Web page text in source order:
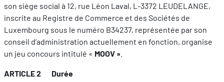
son siège social à 12, rue Léon Laval, L-3372 LEUDELANGE,
inscrite au Registre de Commerce et des Sociétés de
Luxembourg sous le numéro B34237, représentée par son
conseil d’administration actuellement en fonction, organise
un jeu concours intitulé « MOOV »
ARTICLE 2 Durée